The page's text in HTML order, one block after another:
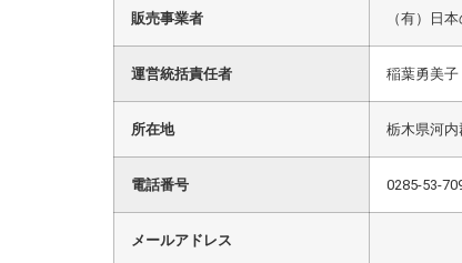
販売事業者 （有）日
運営統括責任者 稲葉勇美子
所在地 栃木県河
電話番号 0285-53-
メールアドレス